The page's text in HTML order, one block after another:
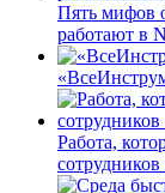
Пять мифов
работают в
Работа,